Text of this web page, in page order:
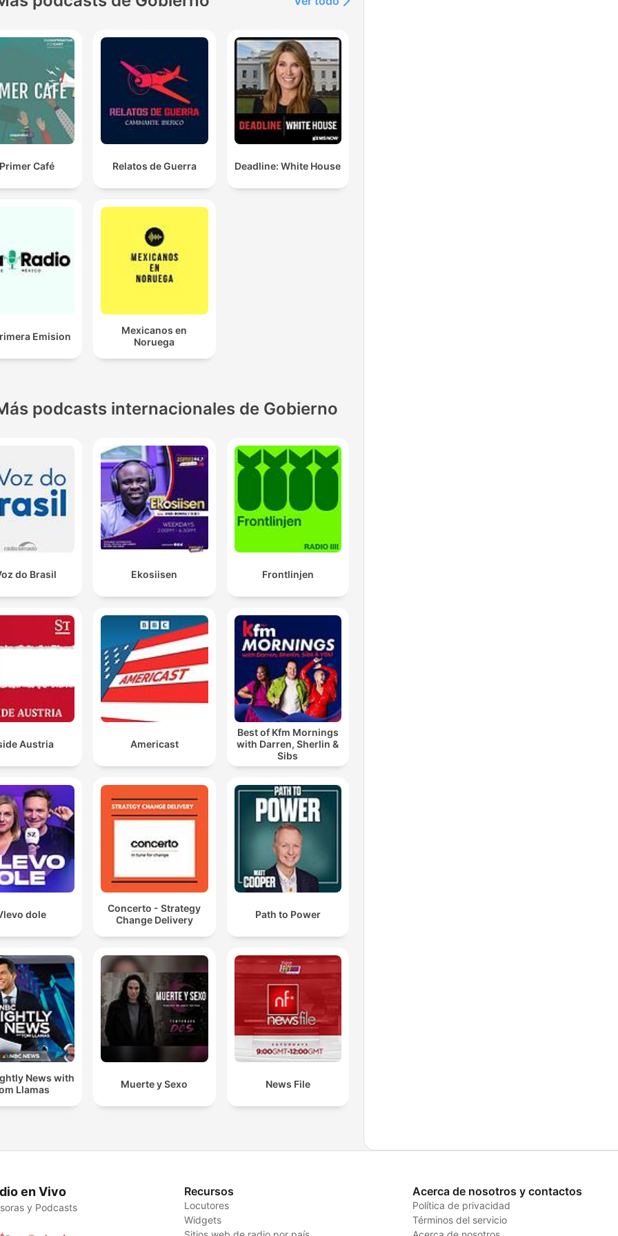
Café Relatos de Guerra Deadline: White House
Emision
Mexicanos en
Noruega
podcasts internacionales de Gobierno
do Brasil Ekosiisen Frontlinjen
Austria Americast
Best of Kfm Mornings
with Darren, Sherlin &
Sibs
dole
Concerto - Strategy
Change Delivery
Path to Power
News with
Llamas
Muerte y Sexo News File
en Vivo
y Podcasts
Recursos
Locutores
Widgets
Acerca de nosotros y contactos
Política de privacidad
Términos del servicio